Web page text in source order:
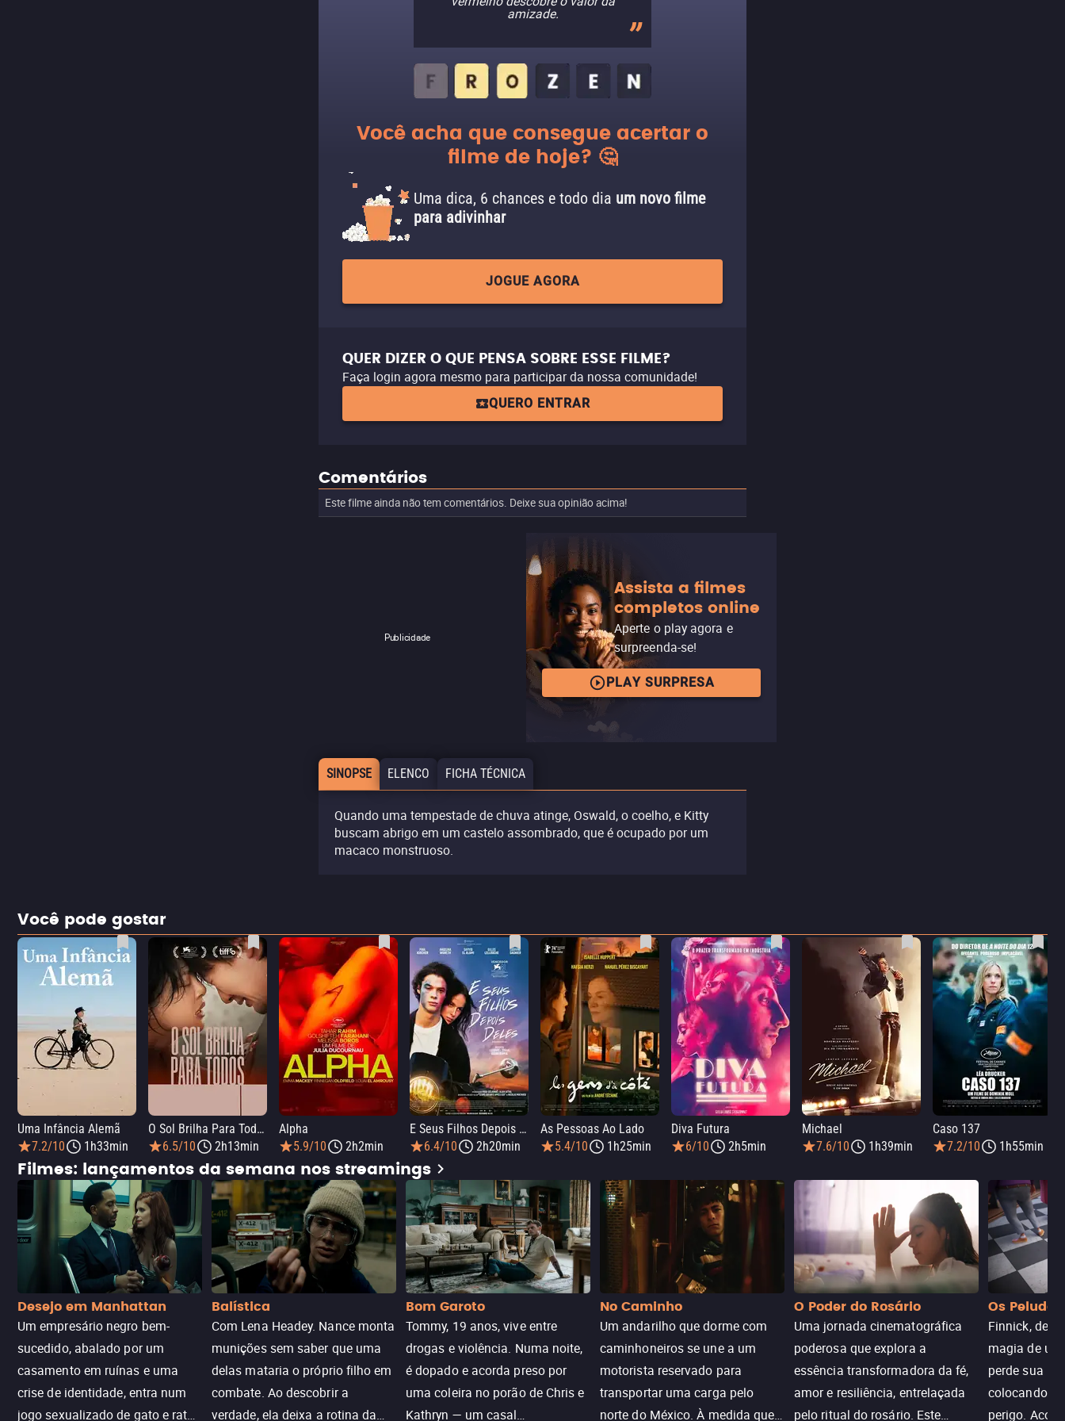
amizade.
Você acha que consegue acertar o
filme de hoje? 🤔
Uma dica, 6 chances e todo dia um novo filme
para adivinhar
JOGUE AGORA
QUER DIZER O QUE PENSA SOBRE ESSE FILME?
Faça login agora mesmo para participar da nossa comunidade!
QUERO ENTRAR
Comentários
Este filme ainda não tem comentários. Deixe sua opinião acima!
Publicidade
Assista a filmes
completos online
Aperte o play agora e
surpreenda-se!
PLAY SURPRESA
SINOPSE ELENCO FICHA TÉCNICA
Quando uma tempestade de chuva atinge, Oswald, o coelho, e Kitty
buscam abrigo em um castelo assombrado, que é ocupado por um
macaco monstruoso.
Você pode gostar
Uma Infância Alemã
7.2/10
1h33min
O Sol Brilha Para Todos
6.5/10
2h13min
Alpha
5.9/10
2h2min
E Seus Filhos Depois Deles
6.4/10
2h20min
As Pessoas Ao Lado
5.4/10
1h25min
Diva Futura
6/10
2h5min
Michael
7.6/10
1h39min
Caso 137
7.2/10
1h55min
Filmes: lançamentos da semana nos streamings
Desejo em Manhattan
Um empresário negro bem-
sucedido, abalado por um
casamento em ruínas e uma
crise de identidade, entra num
jogo sexualizado de gato e rato
Balística
Com Lena Headey. Nance monta
munições sem saber que uma
delas mataria o próprio filho em
combate. Ao descobrir a
verdade, ela deixa a rotina da
Bom Garoto
Tommy, 19 anos, vive entre
drogas e violência. Numa noite,
é dopado e acorda preso por
uma coleira no porão de Chris e
Kathryn — um casal
No Caminho
Um andarilho que dorme com
caminhoneiros se une a um
motorista reservado para
transportar uma carga pelo
norte do México. À medida que
O Poder do Rosário
Uma jornada cinematográfica
poderosa que explora a
essência transformadora da fé,
amor e resiliência, entrelaçada
pelo ritual do rosário. Este
Os Peludos
Finnick,
magia de
perde sua
colocando
perigo.